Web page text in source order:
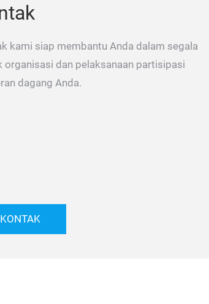
kami siap membantu Anda dalam segala
organisasi dan pelaksanaan partisipasi
dagang Anda.
KONTAK